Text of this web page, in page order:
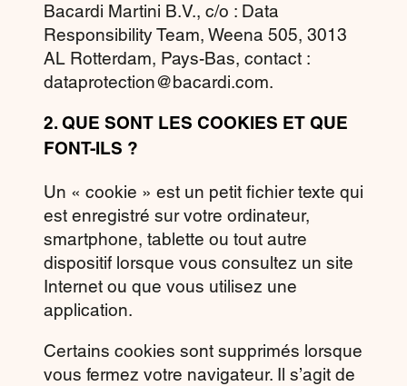
Bacardi Martini B.V., c/o : Data
Responsibility Team, Weena 505, 3013
AL Rotterdam, Pays-Bas, contact :
dataprotection@bacardi.com.
2. QUE SONT LES COOKIES ET QUE
FONT-ILS ?
Un « cookie » est un petit fichier texte qui
est enregistré sur votre ordinateur,
smartphone, tablette ou tout autre
dispositif lorsque vous consultez un site
Internet ou que vous utilisez une
application.
Certains cookies sont supprimés lorsque
vous fermez votre navigateur. Il s’agit de